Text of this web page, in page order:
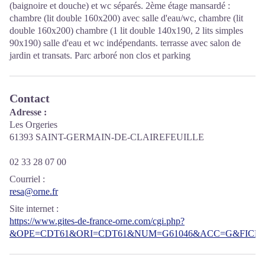
(baignoire et douche) et wc séparés. 2ème étage mansardé :
chambre (lit double 160x200) avec salle d'eau/wc, chambre (lit
double 160x200) chambre (1 lit double 140x190, 2 lits simples
90x190) salle d'eau et wc indépendants. terrasse avec salon de
jardin et transats. Parc arboré non clos et parking
Contact
Adresse :
Les Orgeries
61393 SAINT-GERMAIN-DE-CLAIREFEUILLE
02 33 28 07 00
Courriel :
resa@orne.fr
Site internet :
https://www.gites-de-france-orne.com/cgi.php?